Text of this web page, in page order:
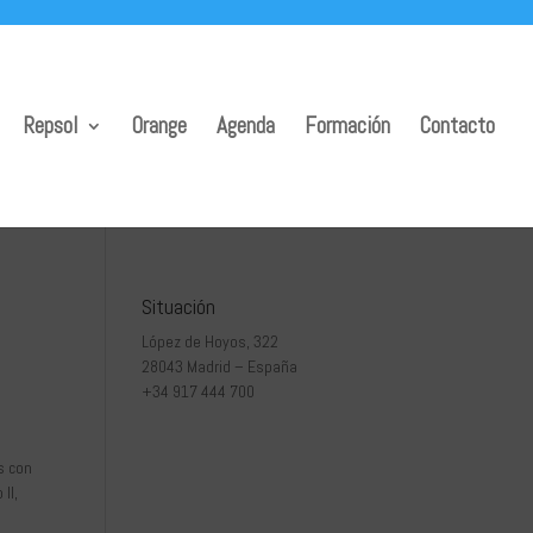
Repsol Orange Agenda Formación Contacto
con
II,
Situación
López de Hoyos, 322
28043 Madrid – España
+34 917 444 700